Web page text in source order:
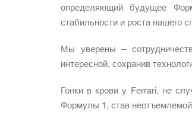
определяющий будущее
стабильности и роста нашего
Мы уверены –
интересной, сохранив
Гонки в крови у Ferrari, не
Формулы 1, став